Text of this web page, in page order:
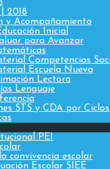
2018
y Acompañamiento
Inicial
para Avanzar
Competencias
Escuela Nueva
Lectora
Lenguaje
STS y CDA por Ciclos
PEI
convivencia escolar
Escolar SIEE